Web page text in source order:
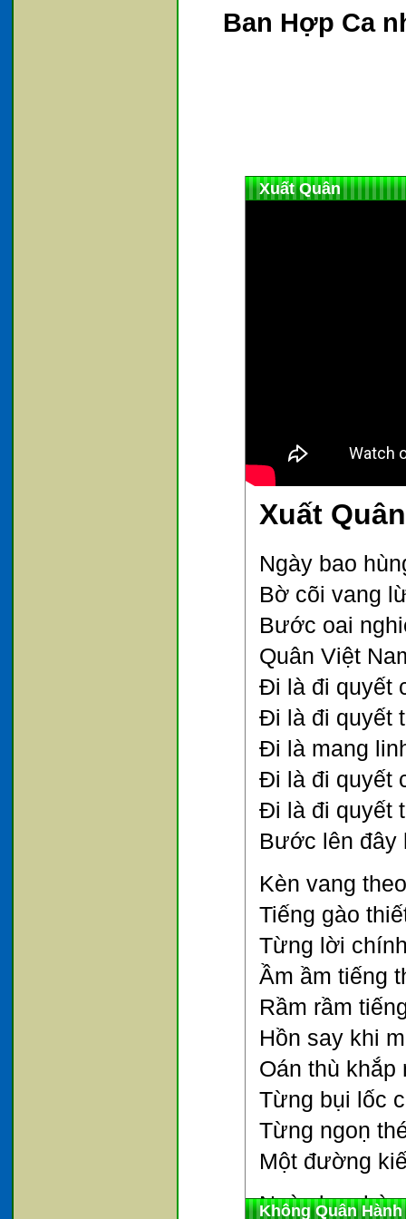
Ban Hợp Ca
Xuất Quân
Xuất Quân
Ngày bao
Bờ cõi vang
Bước oai
Quân Việt
Đi là đi quyết
Đi là đi quyết
Đi là mang
Đi là đi quyết
Đi là đi quyết
Bước lên đây
Kèn vang
Tiếng gào
Từng lời
Ầm ầm tiếng
Rầm rầm
Hồn say khi
Oán thù khắp
Từng bụi lốc
Từng ngoṇ
Một đường
Ngày bao
Không Quân